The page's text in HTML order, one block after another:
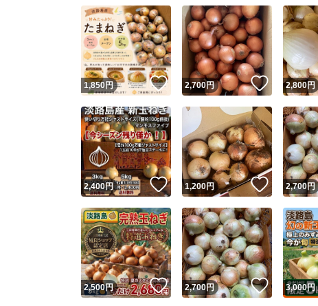
取引実
他フリ
スピード&
※このバッジ
スピー
スピー
安心発
コ
1,850 円 いいね！
2,700円 いいね！
2,800円
2,400円 いいね！
1,200円 いいね！
2,700円
2,500円 いいね！
2,700円 いいね！
3,000円